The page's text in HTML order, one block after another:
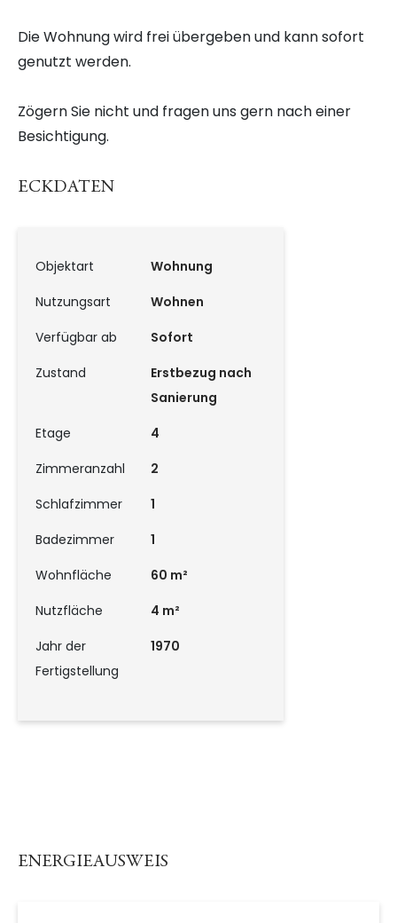
Die Wohnung wird frei übergeben und kann sofort
genutzt werden.
Zögern Sie nicht und fragen uns gern nach einer
Besichtigung.
ECKDATEN
Objektart
Wohnung
Nutzungsart
Wohnen
Verfügbar ab
Sofort
Zustand
Erstbezug nach
Sanierung
Etage
4
Zimmeranzahl
2
Schlafzimmer
1
Badezimmer
1
Wohnfläche
60 m²
Nutzfläche
4 m²
Jahr der
Fertigstellung
1970
ENERGIEAUSWEIS